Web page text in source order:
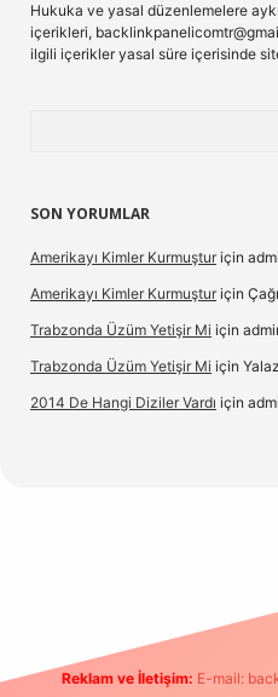
Hukuka ve yasal düzenlemelere
içerikleri,
ilgili içerikler yasal süre içerisinde
SON YORUMLAR
Amerikayı Kimler Kurmuştur için
Amerikayı Kimler Kurmuştur için
Trabzonda Üzüm Yetişir Mi için
Trabzonda Üzüm Yetişir Mi için Yalaz
2014 De Hangi Diziler Vardı için
Reklam ve İletişim: E-mail: